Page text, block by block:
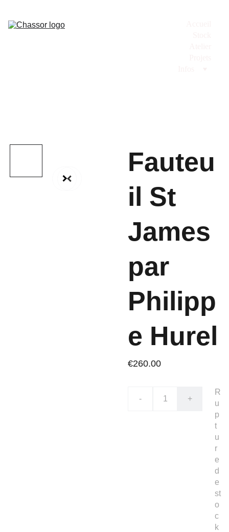
Fauteu
il St
James
par
Philipp
e Hurel
€260.00
- +
R
u
p
t
u
r
e
d
e
st
o
c
k